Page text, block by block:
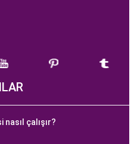
nasıl çalışır?